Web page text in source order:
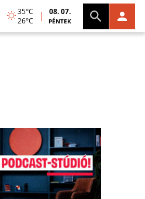
35°C
26°C
08. 07.
PÉNTEK